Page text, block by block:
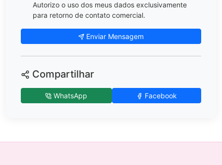
Autorizo o uso dos meus dados exclusivamente
para retorno de contato comercial.
Enviar Mensagem
Compartilhar
WhatsApp Facebook